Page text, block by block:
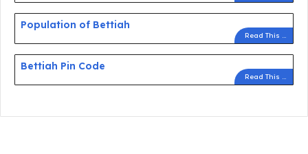
Population of Bettiah
Read This ...
Bettiah Pin Code
Read This ...